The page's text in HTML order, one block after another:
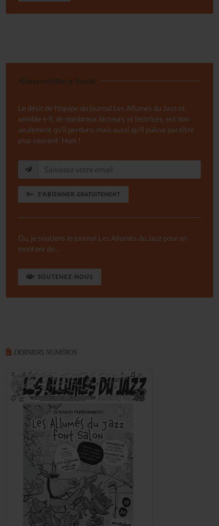
Abonnement libre au Journal
Le désir de l'équipe du journal Les Allumés du Jazz et,
semble-t-il, de nombreux lecteurs et lectrices, est non
seulement qu'il perdure, mais aussi qu'il puisse paraître
plus souvent. Hum !
S'ABONNER GRATUITEMENT
Ou, je soutiens le journal Les Allumés du Jazz pour un
montant de...
SOUTENEZ-NOUS
DERNIERS NUMÉROS